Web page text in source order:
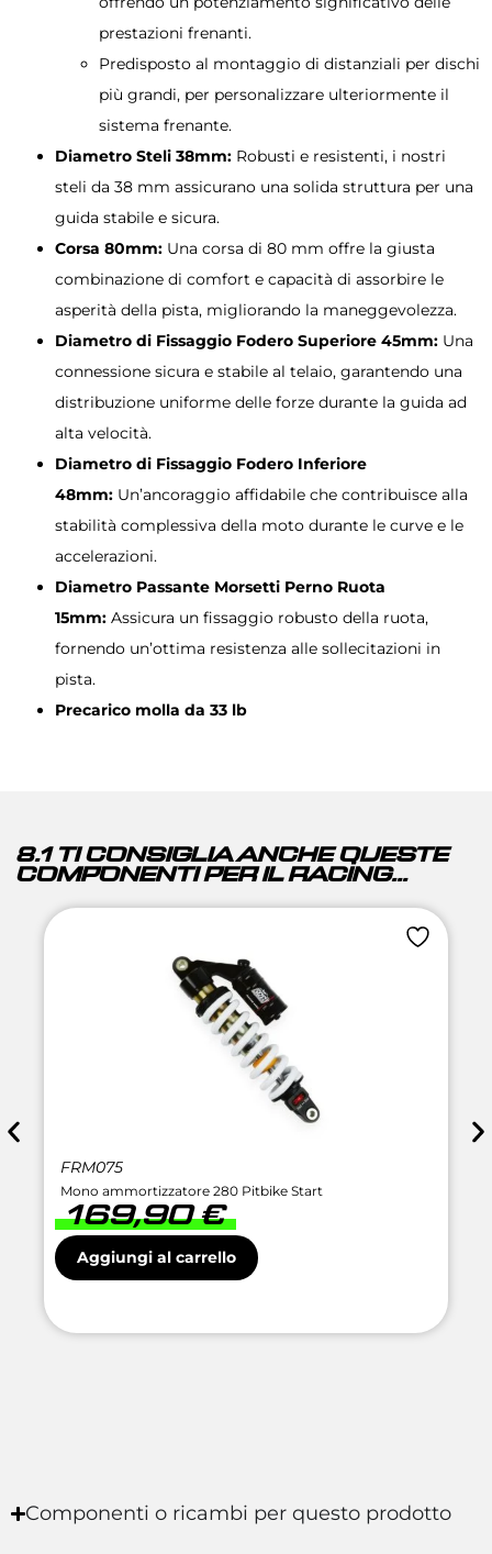
prestazioni frenanti.
Predisposto al montaggio di distanziali per dischi
più grandi, per personalizzare ulteriormente il
sistema frenante.
Diametro Steli 38mm: Robusti e resistenti, i nostri
steli da 38 mm assicurano una solida struttura per una
guida stabile e sicura.
Corsa 80mm: Una corsa di 80 mm offre la giusta
combinazione di comfort e capacità di assorbire le
asperità della pista, migliorando la maneggevolezza.
Diametro di Fissaggio Fodero Superiore 45mm: Una
connessione sicura e stabile al telaio, garantendo una
distribuzione uniforme delle forze durante la guida ad
alta velocità.
Diametro di Fissaggio Fodero Inferiore
48mm: Un’ancoraggio affidabile che contribuisce alla
stabilità complessiva della moto durante le curve e le
accelerazioni.
Diametro Passante Morsetti Perno Ruota
15mm: Assicura un fissaggio robusto della ruota,
fornendo un’ottima resistenza alle sollecitazioni in
pista.
Precarico molla da 33 lb
8.1 TI CONSIGLIA ANCHE QUESTE
COMPONENTI PER IL RACING...
FRM075
Mono ammortizzatore 280 Pitbike Start
169,90€
Aggiungi al carrello
Componenti o ricambi per questo prodotto